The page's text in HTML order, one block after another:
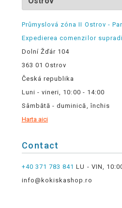
Průmyslová zóna II Ostrov -
Expedierea comenzilor
Dolní Žďár 104
363 01 Ostrov
Česká republika
Luni - vineri, 10:00 - 14:00
Sâmbătă - duminică, închis
Harta aici
Contact
+40 371 783 841 LU - VIN,
info@kokiskashop.ro